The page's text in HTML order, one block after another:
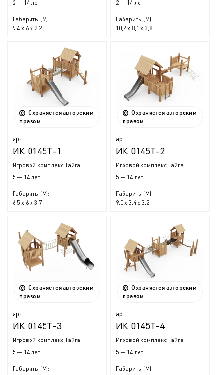
2 — 14 лет
Габариты (М):
9,4 x 6 x 2,2
2 — 14 лет
Габариты (М):
10,2 x 8,1 x 3,8
Охраняется авторским
правом
арт.
ИК 0145Т-1
Игровой комплекс Тайга
5 — 14 лет
Габариты (М):
6,5 x 6 x 3,7
Охраняется авторским
правом
арт.
ИК 0145Т-2
Игровой комплекс Тайга
5 — 14 лет
Габариты (М):
9,0 x 3,4 x 3,2
Охраняется авторским
правом
арт.
ИК 0145Т-3
Игровой комплекс Тайга
5 — 14 лет
Габариты (М):
Охраняется авторским
правом
арт.
ИК 0145Т-4
Игровой комплекс Тайга
5 — 14 лет
Габариты (М):